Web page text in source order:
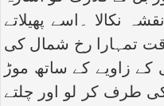
نکالا ۔اسے پھیلاتے
تمہارا رخ شمال کی
سے45 ڈگری کے زاویے کے ساتھ موڑ
کی طرف کر لو اور چلتے